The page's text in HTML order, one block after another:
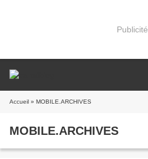
Publicité
Accueil » MOBILE.ARCHIVES
MOBILE.ARCHIVES